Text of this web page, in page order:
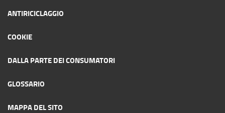
ANTIRICICLAGGIO
COOKIE
DALLA PARTE DEI CONSUMATORI
GLOSSARIO
MAPPA DEL SITO